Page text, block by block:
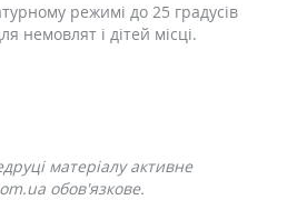
режимі до 25 градусів
немовлят і дітей місці.
матеріалу активне
обов'язкове.